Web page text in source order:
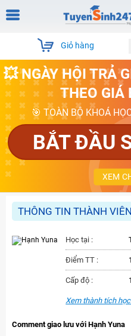
Giỏ hàng
💥 NGÀY HỘI TRẢ
THEO GIÁ
🎯 TOÀN BỘ KHOÁ
BẮT ĐẦU
XEM
THÔNG TIN THÀNH
Học tại :
Điểm TT :
Cấp độ : 1
Xem thành tích
Comment giao lưu với Hạnh Yuna